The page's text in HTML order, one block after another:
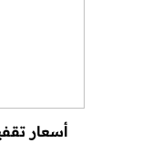
أسعار